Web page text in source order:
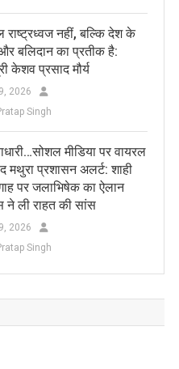
राष्ट्रध्वज नहीं, बल्कि देश के
बलिदान का प्रतीक है:
केशव प्रसाद मौर्य
2026
Singh
मीडिया पर वायरल
मथुरा प्रशासन अलर्ट: शाही
पर जलाभिषेक का ऐलान
ने ली राहत की सांस
2026
Singh